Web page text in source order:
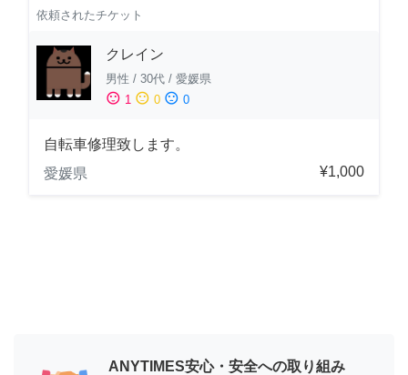
依頼されたチケット
クレイン
男性 / 30代 / 愛媛県
sentiment_satisfied 1 sentiment_neutral 0 sentiment_dissatisfied 0
自転車修理致します。
愛媛県
¥1,000
ANYTIMES安心・安全への取り組み